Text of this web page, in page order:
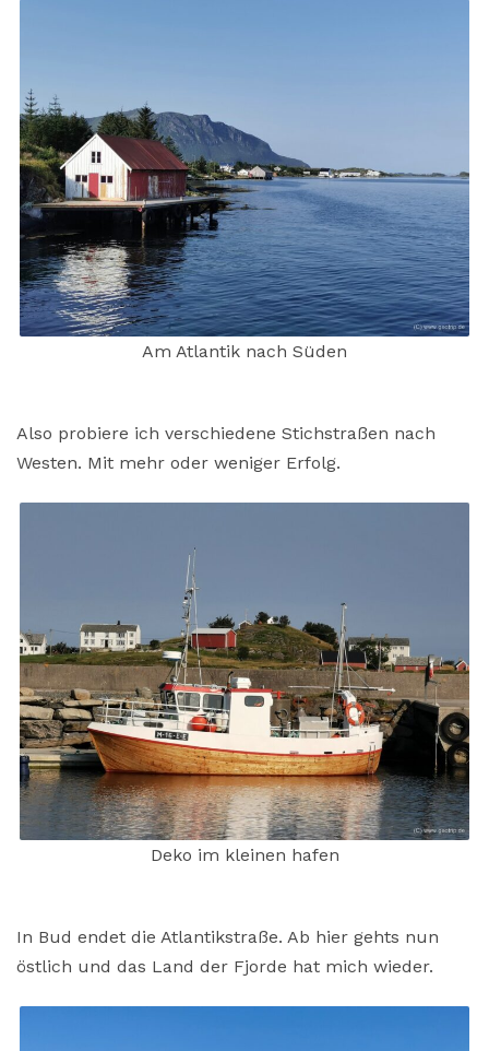
Am Atlantik nach Süden
Also probiere ich verschiedene Stichstraßen nach
Westen. Mit mehr oder weniger Erfolg.
Deko im kleinen hafen
In Bud endet die Atlantikstraße. Ab hier gehts nun
östlich und das Land der Fjorde hat mich wieder.